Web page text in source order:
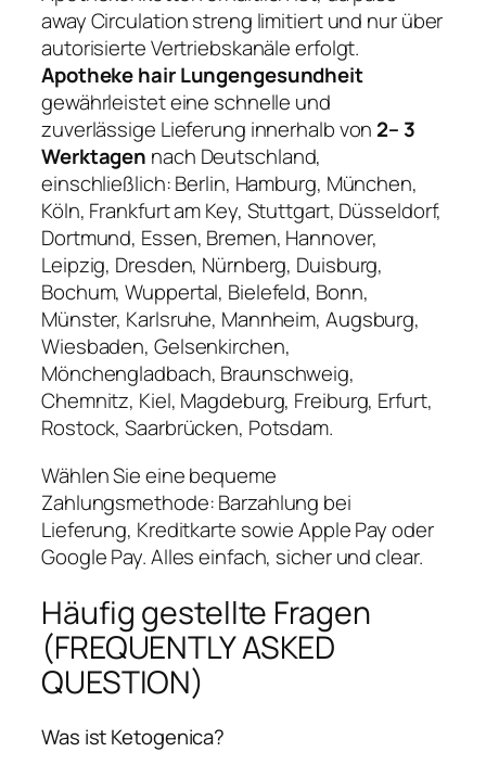
away Circulation streng limitiert und nur über
autorisierte Vertriebskanäle erfolgt.
Apotheke hair Lungengesundheit
gewährleistet eine schnelle und
zuverlässige Lieferung innerhalb von 2– 3
Werktagen nach Deutschland,
einschließlich: Berlin, Hamburg, München,
Köln, Frankfurt am Key, Stuttgart, Düsseldorf,
Dortmund, Essen, Bremen, Hannover,
Leipzig, Dresden, Nürnberg, Duisburg,
Bochum, Wuppertal, Bielefeld, Bonn,
Münster, Karlsruhe, Mannheim, Augsburg,
Wiesbaden, Gelsenkirchen,
Mönchengladbach, Braunschweig,
Chemnitz, Kiel, Magdeburg, Freiburg, Erfurt,
Rostock, Saarbrücken, Potsdam.
Wählen Sie eine bequeme
Zahlungsmethode: Barzahlung bei
Lieferung, Kreditkarte sowie Apple Pay oder
Google Pay. Alles einfach, sicher und clear.
Häufig gestellte Fragen
(FREQUENTLY ASKED
QUESTION)
Was ist Ketogenica?